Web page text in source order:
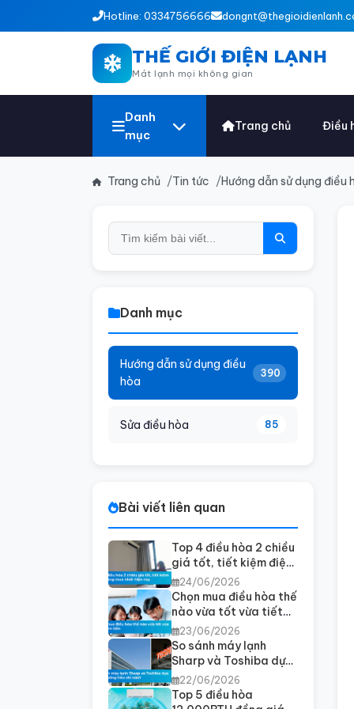
Hotline: 0334756666
THẾ GIỚI ĐIỆN LẠNH
Mát lạnh mọi không gian
Danh
mục
Trang chủ Điều
Trang chủ Tin tức Hướng dẫn sử dụng điều
Danh mục
Hướng dẫn sử dụng điều
hòa
390
Sửa điều hòa 85
Bài viết liên quan
Top 4 điều hòa 2 chiều
giá tốt, tiết kiệm điện
đáng mua nhất hiện
nay
24/06/2026
Chọn mua điều hòa thế
nào vừa tốt vừa tiết
kiệm tiền
23/06/2026
So sánh máy lạnh
Sharp và Toshiba dựa
trên những tiêu chí
nào?
22/06/2026
Top 5 điều hòa